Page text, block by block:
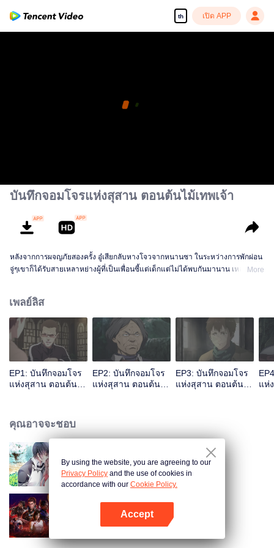
th เปิด APP
บันทึกจอมโจรแห่งสุสาน ตอนต้นไม้เทพเจ้า
หลังจากการผจญภัยสองครั้ง อู๋เสียกลับหางโจวจากหนานซา ในระหว่างการพักผ่อน
จู่ๆเขาก็ได้รับสายเหลาหย่างผู้ที่เป็นเพื่อนซี้แต่เด็กแต่ไม่ได้พบกันมานาน เหลาหย่า
More
เพลย์ลิส
EP1: บันทึกจอมโจร
แห่งสุสาน ตอนต้นไม้
EP2: บันทึกจอมโจร
แห่งสุสาน ตอนต้นไม้
EP3: บันทึกจอมโจร
แห่งสุสาน ตอนต้นไม้
แห่
คุณอาจจะชอบ
สามีแห่งชาตินำกลับบ้าน SS1
มหาศึกล้างพิภพ
By using the website, you are agreeing to our
Privacy Policy and the use of cookies in
accordance with our Cookie Policy.
Accept